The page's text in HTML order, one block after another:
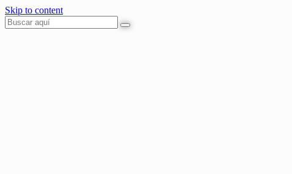
Skip to content